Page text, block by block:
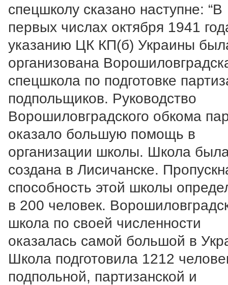
спецшколу сказано наступне: “В
первых числах октября 1941
указанию ЦК КП(б) Украины
организована
спецшкола по подготовке
подпольщиков. Руководство
Ворошиловградского обкома
оказало большую помощь в
организации школы. Школа
создана в Лисичанске.
способность этой школы
в 200 человек.
школа по своей численности
оказалась самой большой в
Школа подготовила 1212
подпольной, партизанской и